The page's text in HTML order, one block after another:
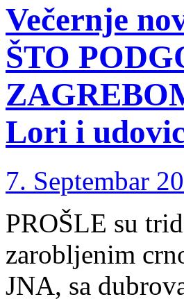
Večernje
ŠTO
Lori i
7. Septembar
PROŠLE su
zarobljenim
JNA, sa